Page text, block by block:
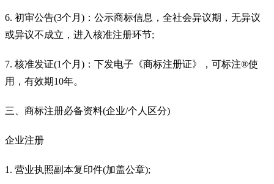
6. 初审公告(3个月)：公示商标信息，全社会异议期，无异议
或异议不成立，进入核准注册环节;
7. 核准发证(1个月)：下发电子《商标注册证》，可标注®使
用，有效期10年。
三、商标注册必备资料(企业/个人区分)
企业注册
1. 营业执照副本复印件(加盖公章);